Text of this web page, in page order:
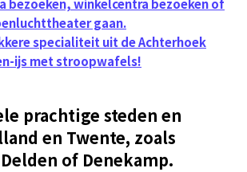
gaan.
specialiteit uit de Achterhoek
ijs met stroopwafels!
prachtige steden en
en Twente, zoals
of Denekamp.